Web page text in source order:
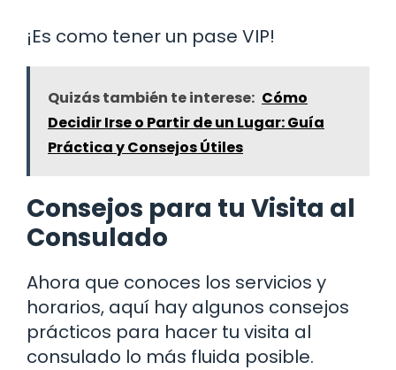
¡Es como tener un pase VIP!
Quizás también te interese: Cómo
Decidir Irse o Partir de un Lugar: Guía
Práctica y Consejos Útiles
Consejos para tu Visita al
Consulado
Ahora que conoces los servicios y
horarios, aquí hay algunos consejos
prácticos para hacer tu visita al
consulado lo más fluida posible.